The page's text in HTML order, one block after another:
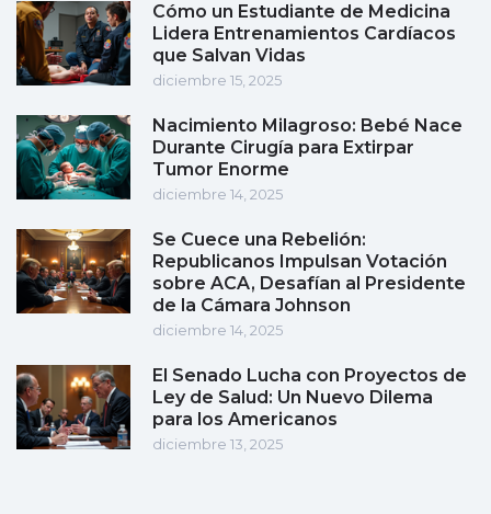
Cómo un Estudiante de Medicina
Lidera Entrenamientos Cardíacos
que Salvan Vidas
diciembre 15, 2025
Nacimiento Milagroso: Bebé Nace
Durante Cirugía para Extirpar
Tumor Enorme
diciembre 14, 2025
Se Cuece una Rebelión:
Republicanos Impulsan Votación
sobre ACA, Desafían al Presidente
de la Cámara Johnson
diciembre 14, 2025
El Senado Lucha con Proyectos de
Ley de Salud: Un Nuevo Dilema
para los Americanos
diciembre 13, 2025